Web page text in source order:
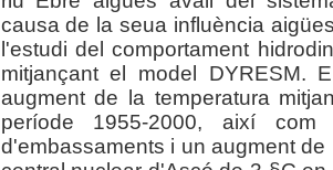
causa de la seua influència
l'estudi del comportament
mitjançant el model DYRESM.
augment de la temperatura
període 1955-2000, així
d'embassaments i un augment